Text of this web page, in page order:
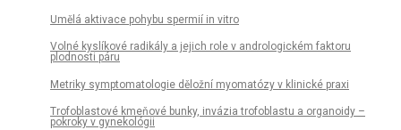
Umělá aktivace pohybu spermií in vitro
Volné kyslíkové radikály a jejich role v andrologickém faktoru
plodnosti páru
Metriky symptomatologie děložní myomatózy v klinické praxi
Trofoblastové kmeňové bunky, invázia trofoblastu a organoidy –
pokroky v gynekológii